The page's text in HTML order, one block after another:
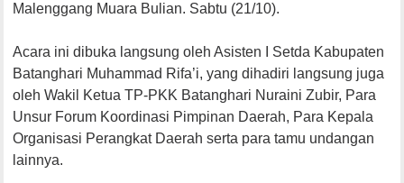
Malenggang Muara Bulian. Sabtu (21/10).
Acara ini dibuka langsung oleh Asisten I Setda Kabupaten
Batanghari Muhammad Rifa’i, yang dihadiri langsung juga
oleh Wakil Ketua TP-PKK Batanghari Nuraini Zubir, Para
Unsur Forum Koordinasi Pimpinan Daerah, Para Kepala
Organisasi Perangkat Daerah serta para tamu undangan
lainnya.